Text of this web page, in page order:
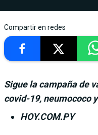
Compartir en redes
Sigue la campaña de
covid-19, neumococo
HOY.COM.PY